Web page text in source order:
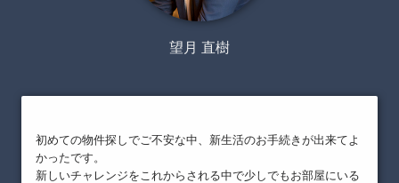
望月 直樹
初めての物件探しでご不安な中、新生活のお手続きが出来てよ
かったです。
新しいチャレンジをこれからされる中で少しでもお部屋にいる